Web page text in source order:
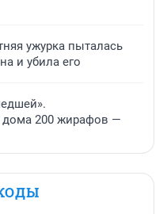
ужурка пыталась
и убила его
дома 200 жирафов —